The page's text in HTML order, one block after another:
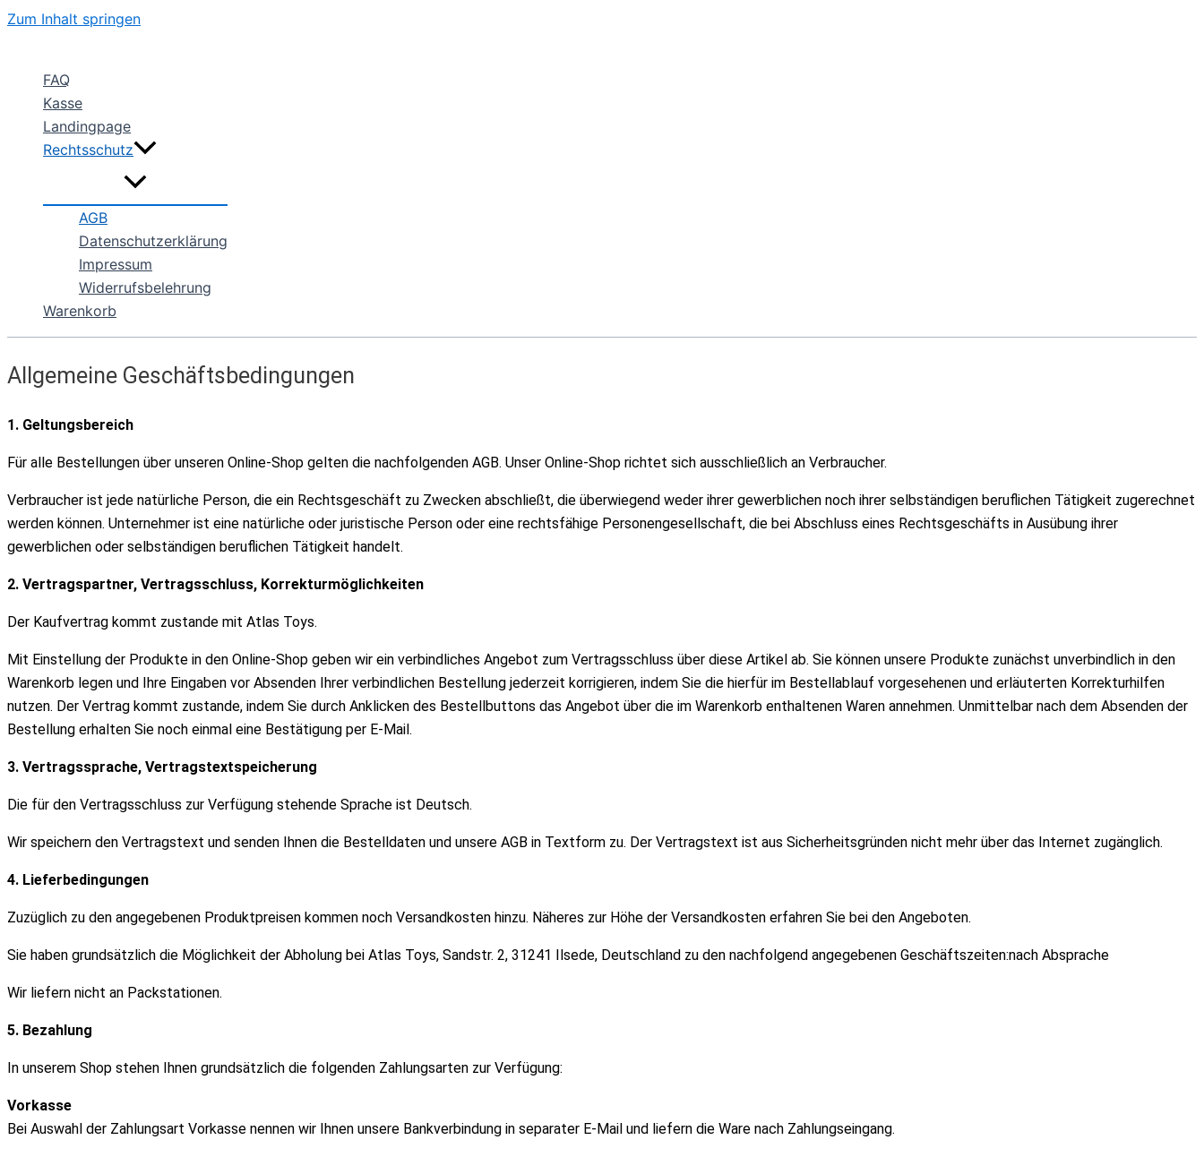
Zum Inhalt springen
FAQ
Kasse
Landingpage
Rechtsschutz
AGB
Datenschutzerklärung
Impressum
Widerrufsbelehrung
Warenkorb
Allgemeine Geschäftsbedingungen
1. Geltungsbereich
Für alle Bestellungen über unseren Online-Shop gelten die nachfolgenden AGB. Unser Online-Shop richtet sich ausschließlich an Verbraucher.
Verbraucher ist jede natürliche Person, die ein Rechtsgeschäft zu Zwecken abschließt, die überwiegend weder ihrer gewerblichen noch ihrer selbständigen beruflichen Tätigkeit zugerechnet
werden können. Unternehmer ist eine natürliche oder juristische Person oder eine rechtsfähige Personengesellschaft, die bei Abschluss eines Rechtsgeschäfts in Ausübung ihrer
gewerblichen oder selbständigen beruflichen Tätigkeit handelt.
2. Vertragspartner, Vertragsschluss, Korrekturmöglichkeiten
Der Kaufvertrag kommt zustande mit Atlas Toys.
Mit Einstellung der Produkte in den Online-Shop geben wir ein verbindliches Angebot zum Vertragsschluss über diese Artikel ab. Sie können unsere Produkte zunächst unverbindlich in den
Warenkorb legen und Ihre Eingaben vor Absenden Ihrer verbindlichen Bestellung jederzeit korrigieren, indem Sie die hierfür im Bestellablauf vorgesehenen und erläuterten Korrekturhilfen
nutzen. Der Vertrag kommt zustande, indem Sie durch Anklicken des Bestellbuttons das Angebot über die im Warenkorb enthaltenen Waren annehmen. Unmittelbar nach dem Absenden der
Bestellung erhalten Sie noch einmal eine Bestätigung per E-Mail.
3. Vertragssprache, Vertragstextspeicherung
Die für den Vertragsschluss zur Verfügung stehende Sprache ist Deutsch.
Wir speichern den Vertragstext und senden Ihnen die Bestelldaten und unsere AGB in Textform zu. Der Vertragstext ist aus Sicherheitsgründen nicht mehr über das Internet zugänglich.
4. Lieferbedingungen
Zuzüglich zu den angegebenen Produktpreisen kommen noch Versandkosten hinzu. Näheres zur Höhe der Versandkosten erfahren Sie bei den Angeboten.
Sie haben grundsätzlich die Möglichkeit der Abholung bei Atlas Toys, Sandstr. 2, 31241 Ilsede, Deutschland zu den nachfolgend angegebenen Geschäftszeiten:nach Absprache
Wir liefern nicht an Packstationen.
5. Bezahlung
In unserem Shop stehen Ihnen grundsätzlich die folgenden Zahlungsarten zur Verfügung:
Vorkasse
Bei Auswahl der Zahlungsart Vorkasse nennen wir Ihnen unsere Bankverbindung in separater E-Mail und liefern die Ware nach Zahlungseingang.